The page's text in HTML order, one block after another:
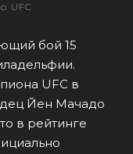
UFC
бой 15
UFC в
Йен Мачадо
в рейтинге